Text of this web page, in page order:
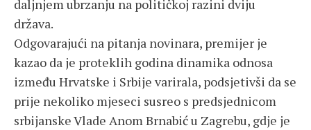
daljnjem ubrzanju na političkoj razini dviju
država.
Odgovarajući na pitanja novinara, premijer je
kazao da je proteklih godina dinamika odnosa
između Hrvatske i Srbije varirala, podsjetivši da se
prije nekoliko mjeseci susreo s predsjednicom
srbijanske Vlade Anom Brnabić u Zagrebu, gdje je